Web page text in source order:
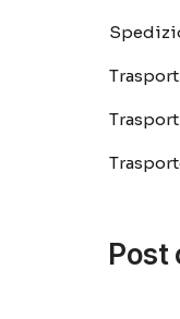
Post